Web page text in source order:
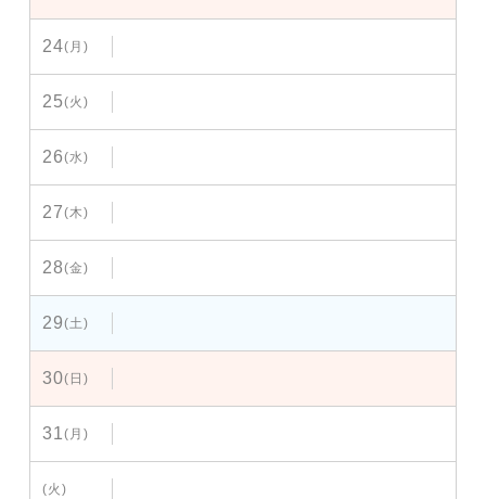
24(月)
25(火)
26(水)
27(木)
28(金)
29(土)
30(日)
31(月)
(火)